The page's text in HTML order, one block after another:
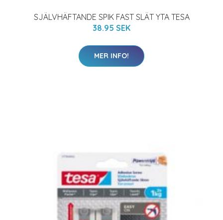
SJÄLVHÄFTANDE SPIK FAST SLÄT YTA TESA
38.95 SEK
MER INFO!